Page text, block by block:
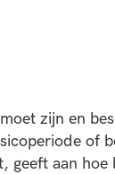
zijn en
of
geeft aan hoe